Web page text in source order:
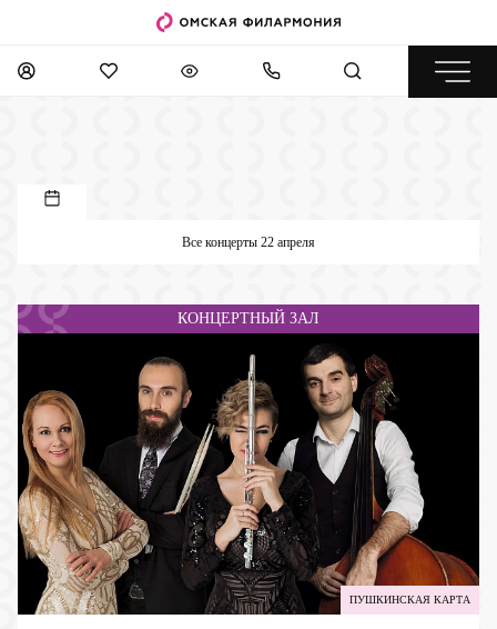
Все концерты 22 апреля
КОНЦЕРТНЫЙ ЗАЛ
ПУШКИНСКАЯ КАРТА